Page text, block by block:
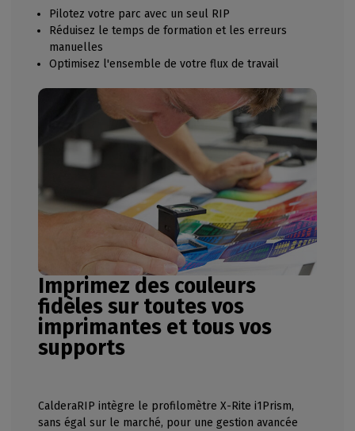
Pilotez votre parc avec un seul RIP
Réduisez le temps de formation et les erreurs
manuelles
Optimisez l'ensemble de votre flux de travail
Imprimez des couleurs
fidèles sur toutes vos
imprimantes et tous vos
supports
CalderaRIP intègre le profilomètre X-Rite i1Prism,
sans égal sur le marché, pour une gestion avancée